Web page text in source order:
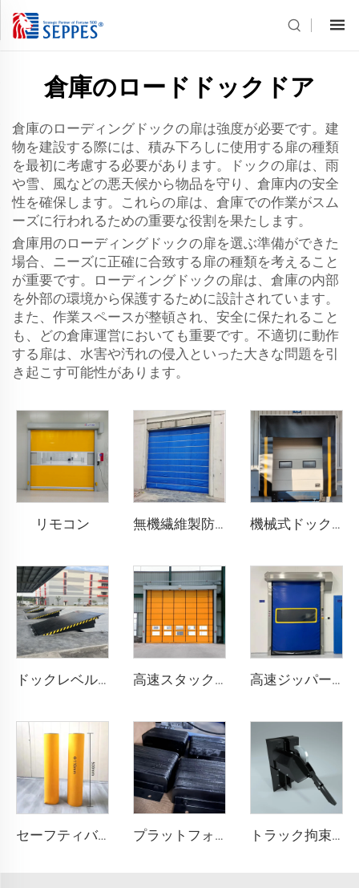
倉庫のロードドックドア
倉庫のローディングドックの扉は強度が必要です。建
物を建設する際には、積み下ろしに使用する扉の種類
を最初に考慮する必要があります。ドックの扉は、雨
や雪、風などの悪天候から物品を守り、倉庫内の安全
性を確保します。これらの扉は、倉庫での作業がスム
ーズに行われるための重要な役割を果たします。
倉庫用のローディングドックの扉を選ぶ準備ができた
場合、ニーズに正確に合致する扉の種類を考えること
が重要です。ローディングドックの扉は、倉庫の内部
を外部の環境から保護するために設計されています。
また、作業スペースが整頓され、安全に保たれること
も、どの倉庫運営においても重要です。不適切に動作
する扉は、水害や汚れの侵入といった大きな問題を引
き起こす可能性があります。
リモコン 無機繊維製防火シャッタードア 機械式ドックシェルター
ドックレベル러 高速スタックドア 高速ジッパー式ドア
セーフティバリア プラットフォーム衝突防止ブロック トラック拘束システム